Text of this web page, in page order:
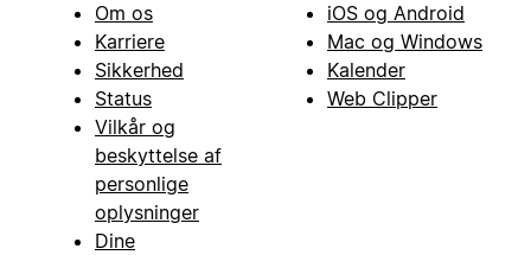
Om os
Karriere
Sikkerhed
Status
Vilkår og
beskyttelse af
personlige
oplysninger
Dine
iOS og Android
Mac og Windows
Kalender
Web Clipper